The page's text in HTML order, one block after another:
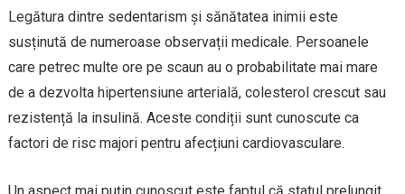
Legătura dintre sedentarism și sănătatea inimii este
susținută de numeroase observații medicale. Persoanele
care petrec multe ore pe scaun au o probabilitate mai mare
de a dezvolta hipertensiune arterială, colesterol crescut sau
rezistență la insulină. Aceste condiții sunt cunoscute ca
factori de risc majori pentru afecțiuni cardiovasculare.